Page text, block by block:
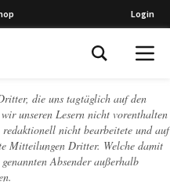
Login
die uns tagtäglich auf den
unseren Lesern nicht vorenthalten
nicht bearbeitete und auf
Mitteilungen Dritter. Welche damit
Absender außerhalb